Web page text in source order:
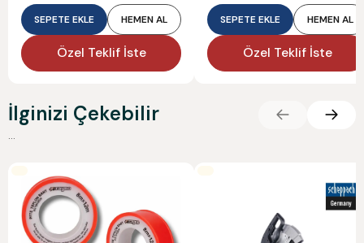
SEPETE EKLE HEMEN AL
Özel Teklif İste
SEPETE EKLE HEMEN AL
Özel Teklif İste
İlginizi Çekebilir